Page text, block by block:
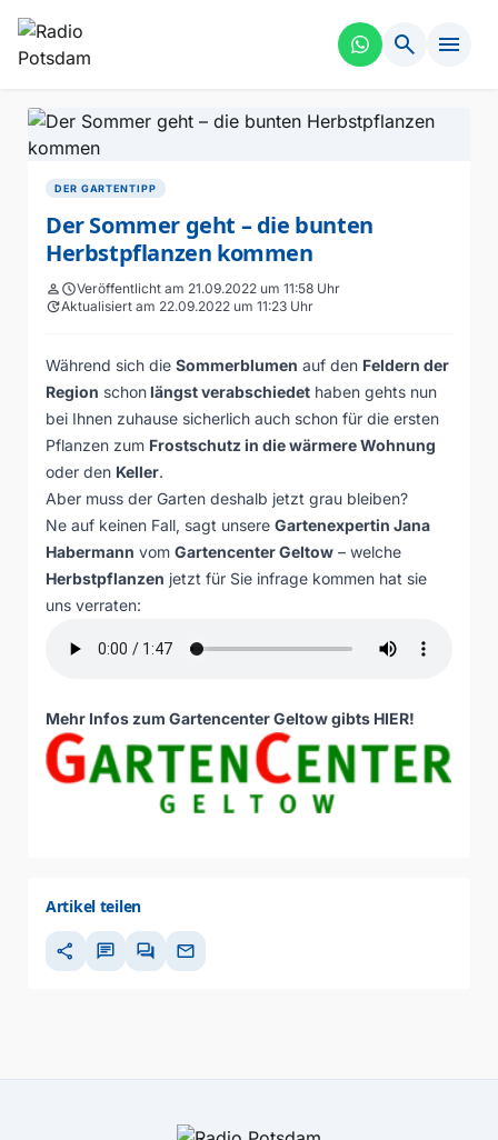
search menu
DER GARTENTIPP
Der Sommer geht – die bunten
Herbstpflanzen kommen
personscheduleVeröffentlicht am 21.09.2022 um 11:58 Uhr
updateAktualisiert am 22.09.2022 um 11:23 Uhr
Während sich die Sommerblumen auf den Feldern der
Region schonlängst verabschiedet haben gehts nun
bei Ihnen zuhause sicherlich auch schon für die ersten
Pflanzen zum Frostschutz in die wärmere Wohnung
oder den Keller.
Aber muss der Garten deshalb jetzt grau bleiben?
Ne auf keinen Fall, sagt unsere Gartenexpertin Jana
Habermann vom Gartencenter Geltow – welche
Herbstpflanzen jetzt für Sie infrage kommen hat sie
uns verraten:
Mehr Infos zum Gartencenter Geltow gibts HIER!
Artikel teilen
share chat forum mail